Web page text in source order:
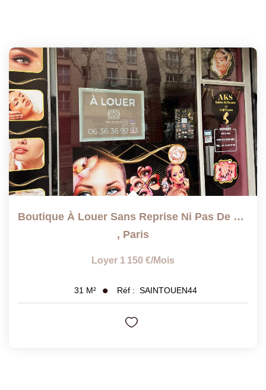
Boutique À Louer Sans Reprise Ni Pas De Porte
, Paris
Loyer 1 150 €/mois
31 M² Réf : SAINTOUEN44